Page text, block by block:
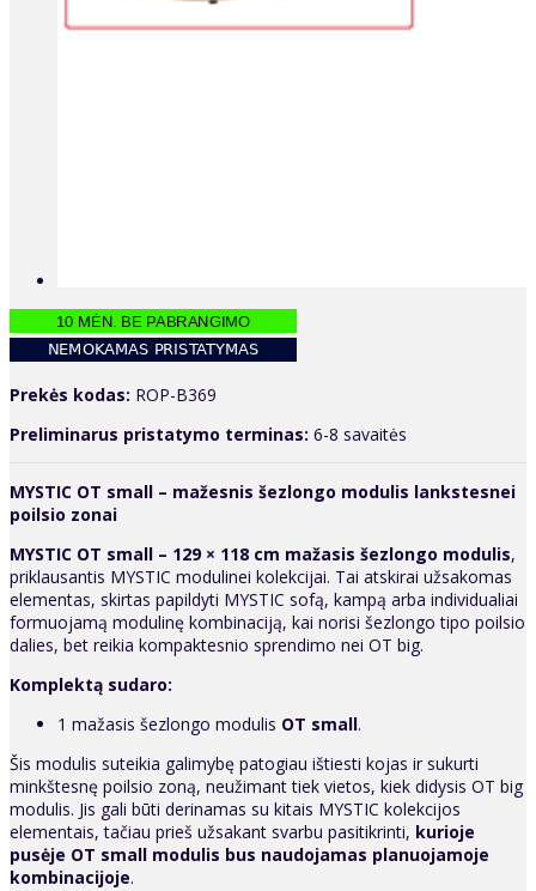
Prekės kodas: ROP-B369
Preliminarus pristatymo terminas: 6-8 savaitės
MYSTIC OT small – mažesnis šezlongo modulis lankstesnei
poilsio zonai
MYSTIC OT small – 129 × 118 cm mažasis šezlongo modulis,
priklausantis MYSTIC modulinei kolekcijai. Tai atskirai užsakomas
elementas, skirtas papildyti MYSTIC sofą, kampą arba individualiai
formuojamą modulinę kombinaciją, kai norisi šezlongo tipo poilsio
dalies, bet reikia kompaktesnio sprendimo nei OT big.
Komplektą sudaro:
1 mažasis šezlongo modulis OT small.
Šis modulis suteikia galimybę patogiau ištiesti kojas ir sukurti
minkštesnę poilsio zoną, neužimant tiek vietos, kiek didysis OT big
modulis. Jis gali būti derinamas su kitais MYSTIC kolekcijos
elementais, tačiau prieš užsakant svarbu pasitikrinti, kurioje
pusėje OT small modulis bus naudojamas planuojamoje
kombinacijoje.